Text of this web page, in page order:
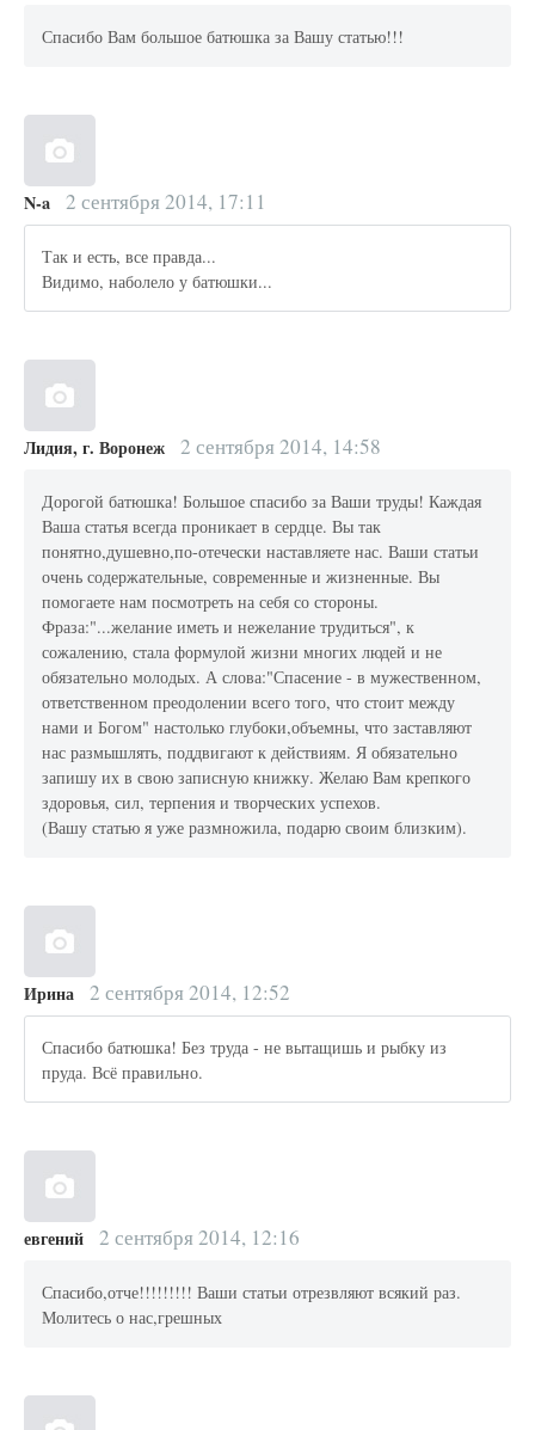
Спасибо Вам большое батюшка за Вашу статью!!!
N-a 2 сентября 2014, 17:11
Так и есть, все правда...
Видимо, наболело у батюшки...
Лидия, г. Воронеж 2 сентября 2014, 14:58
Дорогой батюшка! Большое спасибо за Ваши труды! Каждая
Ваша статья всегда проникает в сердце. Вы так
понятно,душевно,по-отечески наставляете нас. Ваши статьи
очень содержательные, современные и жизненные. Вы
помогаете нам посмотреть на себя со стороны.
Фраза:"...желание иметь и нежелание трудиться", к
сожалению, стала формулой жизни многих людей и не
обязательно молодых. А слова:"Спасение - в мужественном,
ответственном преодолении всего того, что стоит между
нами и Богом" настолько глубоки,объемны, что заставляют
нас размышлять, поддвигают к действиям. Я обязательно
запишу их в свою записную книжку. Желаю Вам крепкого
здоровья, сил, терпения и творческих успехов.
(Вашу статью я уже размножила, подарю своим близким).
Ирина 2 сентября 2014, 12:52
Спасибо батюшка! Без труда - не вытащишь и рыбку из
пруда. Всё правильно.
евгений 2 сентября 2014, 12:16
Спасибо,отче!!!!!!!!! Ваши статьи отрезвляют всякий раз.
Молитесь о нас,грешных